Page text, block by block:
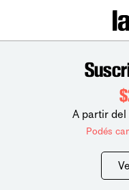
A partir
Podés